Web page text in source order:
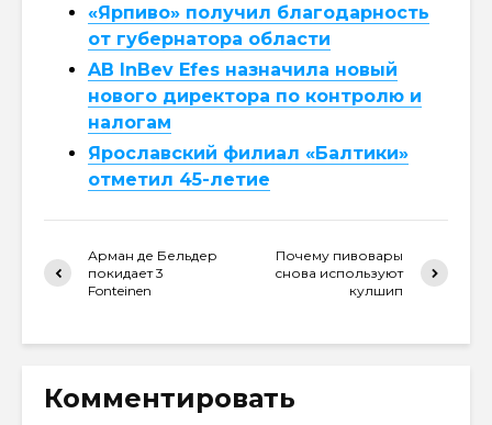
«Ярпиво» получил благодарность
от губернатора области
AB InBev Efes назначила новый
нового директора по контролю и
налогам
Ярославский филиал «Балтики»
отметил 45-летие
Арман де Бельдер
покидает 3
Fonteinen
Почему пивовары
снова используют
кулшип
Комментировать